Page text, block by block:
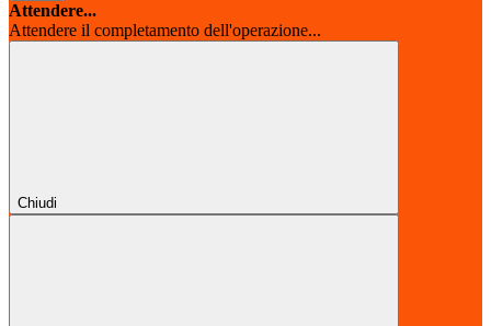
Attendere...
Attendere il completamento dell'operazione...
Chiudi